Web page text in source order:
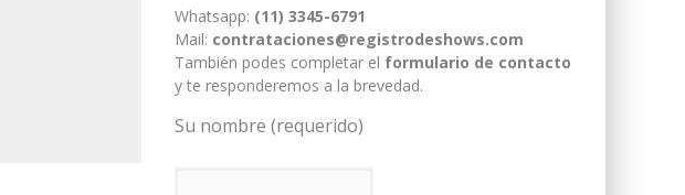
Whatsapp: (11) 3345-6791
Mail: contrataciones@registrodeshows.com
También podes completar el formulario de contacto
y te responderemos a la brevedad.
Su nombre (requerido)